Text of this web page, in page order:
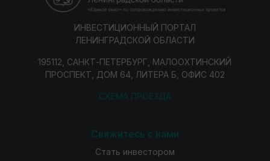
ИНВЕСТИЦИОННЫЙ ПОРТАЛ
ЛЕНИНГРАДСКОЙ ОБЛАСТИ
195112, САНКТ-ПЕТЕРБУРГ, МАЛООХТИНСКИЙ
ПРОСПЕКТ, ДОМ 64, ЛИТЕРА Б, ОФИС 402
СХЕМА ПРОЕЗДА
Свяжитесь с нами
Стать инвестором